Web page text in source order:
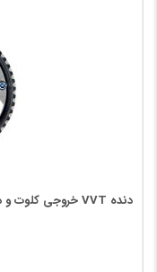
دنده VVT خروجی کلوت و دایون Y7 و Y5